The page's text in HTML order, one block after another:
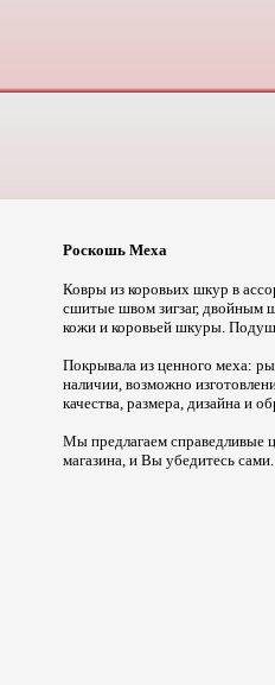
Роскошь Меха
Ковры из коровьих шкур в
сшитые швом зигзаг, двойным
кожи и коровьей шкуры.
Покрывала из ценного меха:
наличии, возможно
качества, размера, дизайна и
Мы предлагаем справедливые
магазина, и Вы убедитесь сами.